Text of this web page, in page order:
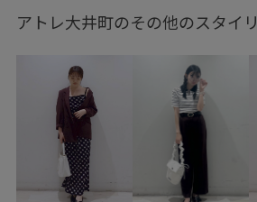
パンツにもスカートにも フィット感
切り替え 大人っぽい
安定感 定番 快適
涼しげ
アトレ大井町のその他のスタイ